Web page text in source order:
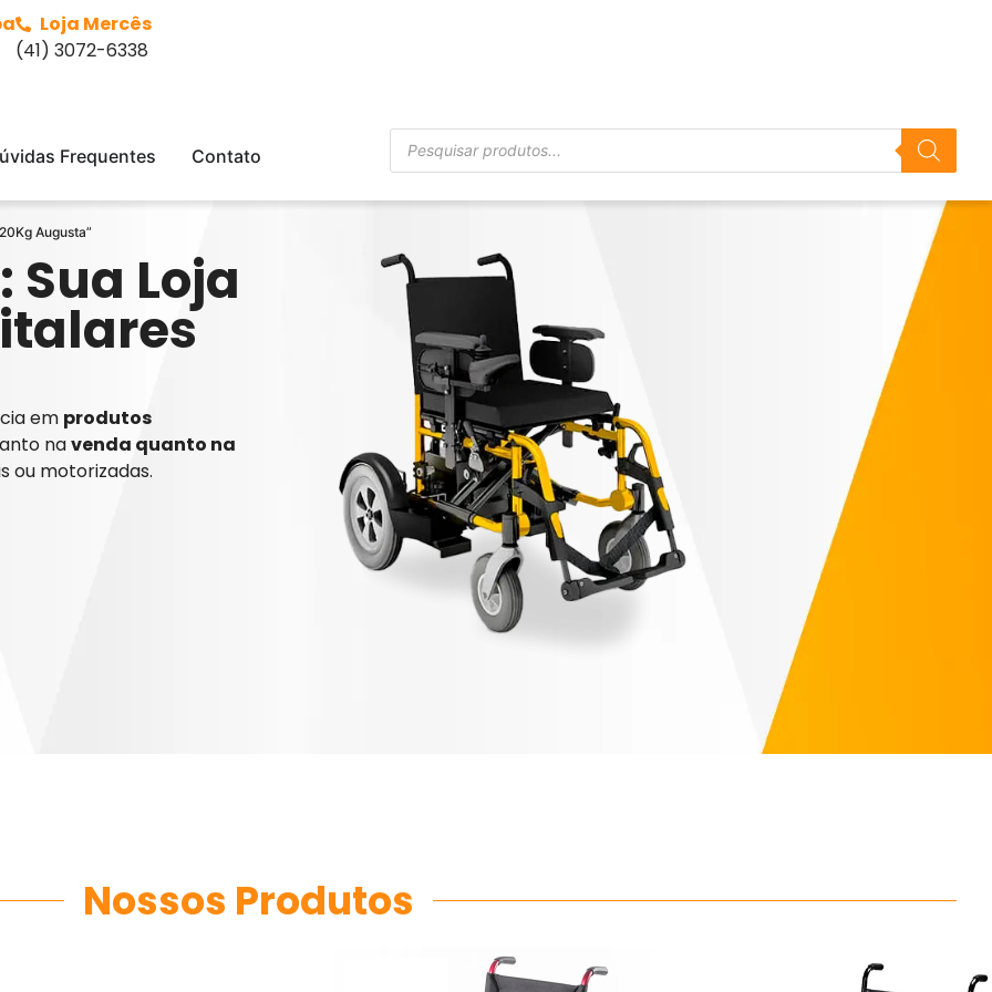
Loja Mercês
(41) 3072-6338
Frequentes Contato
Augusta”
Loja
em produtos
navenda quanto na
ou motorizadas.
Nossos Produtos